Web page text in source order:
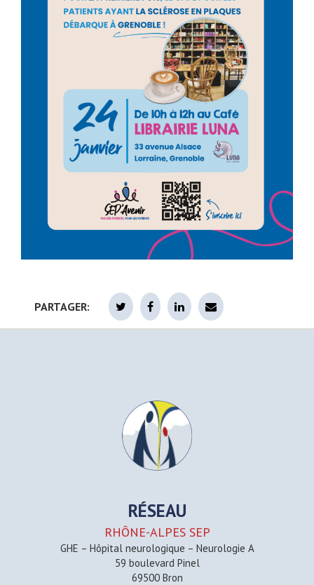
PARTAGER:
RÉSEAU
RHÔNE-ALPES SEP
GHE – Hôpital neurologique – Neurologie A
59 boulevard Pinel
69500 Bron